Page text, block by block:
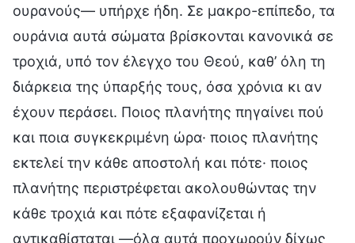
ουρανούς— υπήρχε ήδη. Σε μακρο-επίπεδο, τα
ουράνια αυτά σώματα βρίσκονται κανονικά σε
τροχιά, υπό τον έλεγχο του Θεού, καθ’ όλη τη
διάρκεια της ύπαρξής τους, όσα χρόνια κι αν
έχουν περάσει. Ποιος πλανήτης πηγαίνει πού
και ποια συγκεκριμένη ώρα· ποιος πλανήτης
εκτελεί την κάθε αποστολή και πότε· ποιος
πλανήτης περιστρέφεται ακολουθώντας την
κάθε τροχιά και πότε εξαφανίζεται ή
αντικαθίσταται —όλα αυτά προχωρούν δίχως